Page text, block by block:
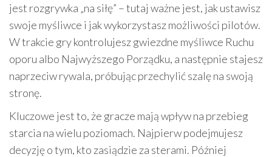
jest rozgrywka „na siłę” – tutaj ważne jest, jak ustawisz
swoje myśliwce i jak wykorzystasz możliwości pilotów.
W trakcie gry kontrolujesz gwiezdne myśliwce Ruchu
oporu albo Najwyższego Porządku, a następnie stajesz
naprzeciw rywala, próbując przechylić szalę na swoją
stronę.
Kluczowe jest to, że gracze mają wpływ na przebieg
starcia na wielu poziomach. Najpierw podejmujesz
decyzję o tym, kto zasiądzie za sterami. Później